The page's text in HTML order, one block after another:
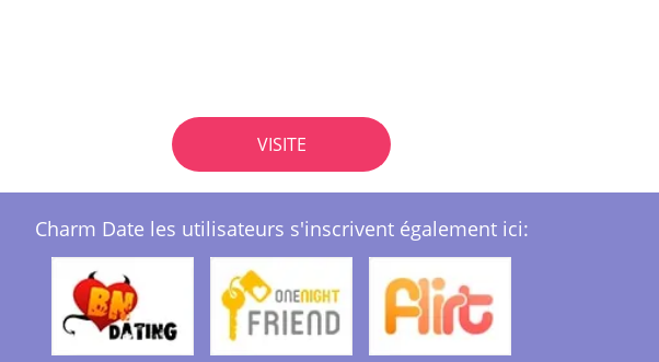
VISITE
Charm Date les utilisateurs s'inscrivent également ici: